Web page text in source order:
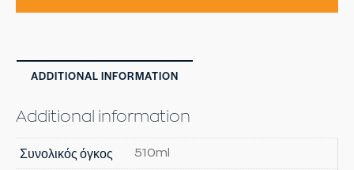
ADDITIONAL INFORMATION
Additional information
Συνολικός όγκος 510ml